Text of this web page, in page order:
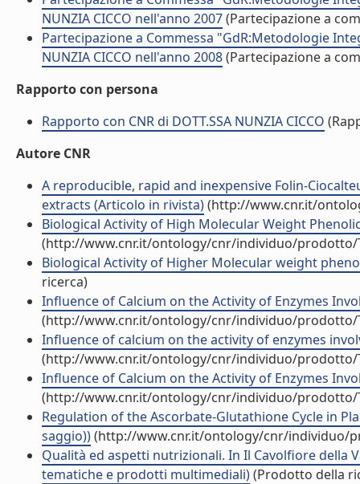
NUNZIA CICCO nell'anno 2007(Partecipazione a
Partecipazione a Commessa "GdR:Metodologie
NUNZIA CICCO nell'anno 2008(Partecipazione a
Rapporto con persona
Rapporto con CNR di DOTT.SSA NUNZIA CICCO
Autore CNR
A reproducible, rapid and inexpensive Folin-
extracts (Articolo in rivista)(http://www.cnr.it/
Biological Activity of High Molecular Weight
(http://www.cnr.it/ontology/cnr/individuo/prodotto/
Biological Activity of Higher Molecular weight
ricerca)
Influence of Calcium on the Activity of Enzymes
(http://www.cnr.it/ontology/cnr/individuo/prodotto/
Influence of calcium on the activity of enzymes
(http://www.cnr.it/ontology/cnr/individuo/prodotto/
Influence of Calcium on the Activity of Enzymes
(http://www.cnr.it/ontology/cnr/individuo/prodotto/
Regulation of the Ascorbate-Glutathione Cycle in
saggio))(http://www.cnr.it/ontology/cnr/individuo/
Qualità ed aspetti nutrizionali. In Il Cavolfiore della
tematiche e prodotti multimediali)(Prodotto della